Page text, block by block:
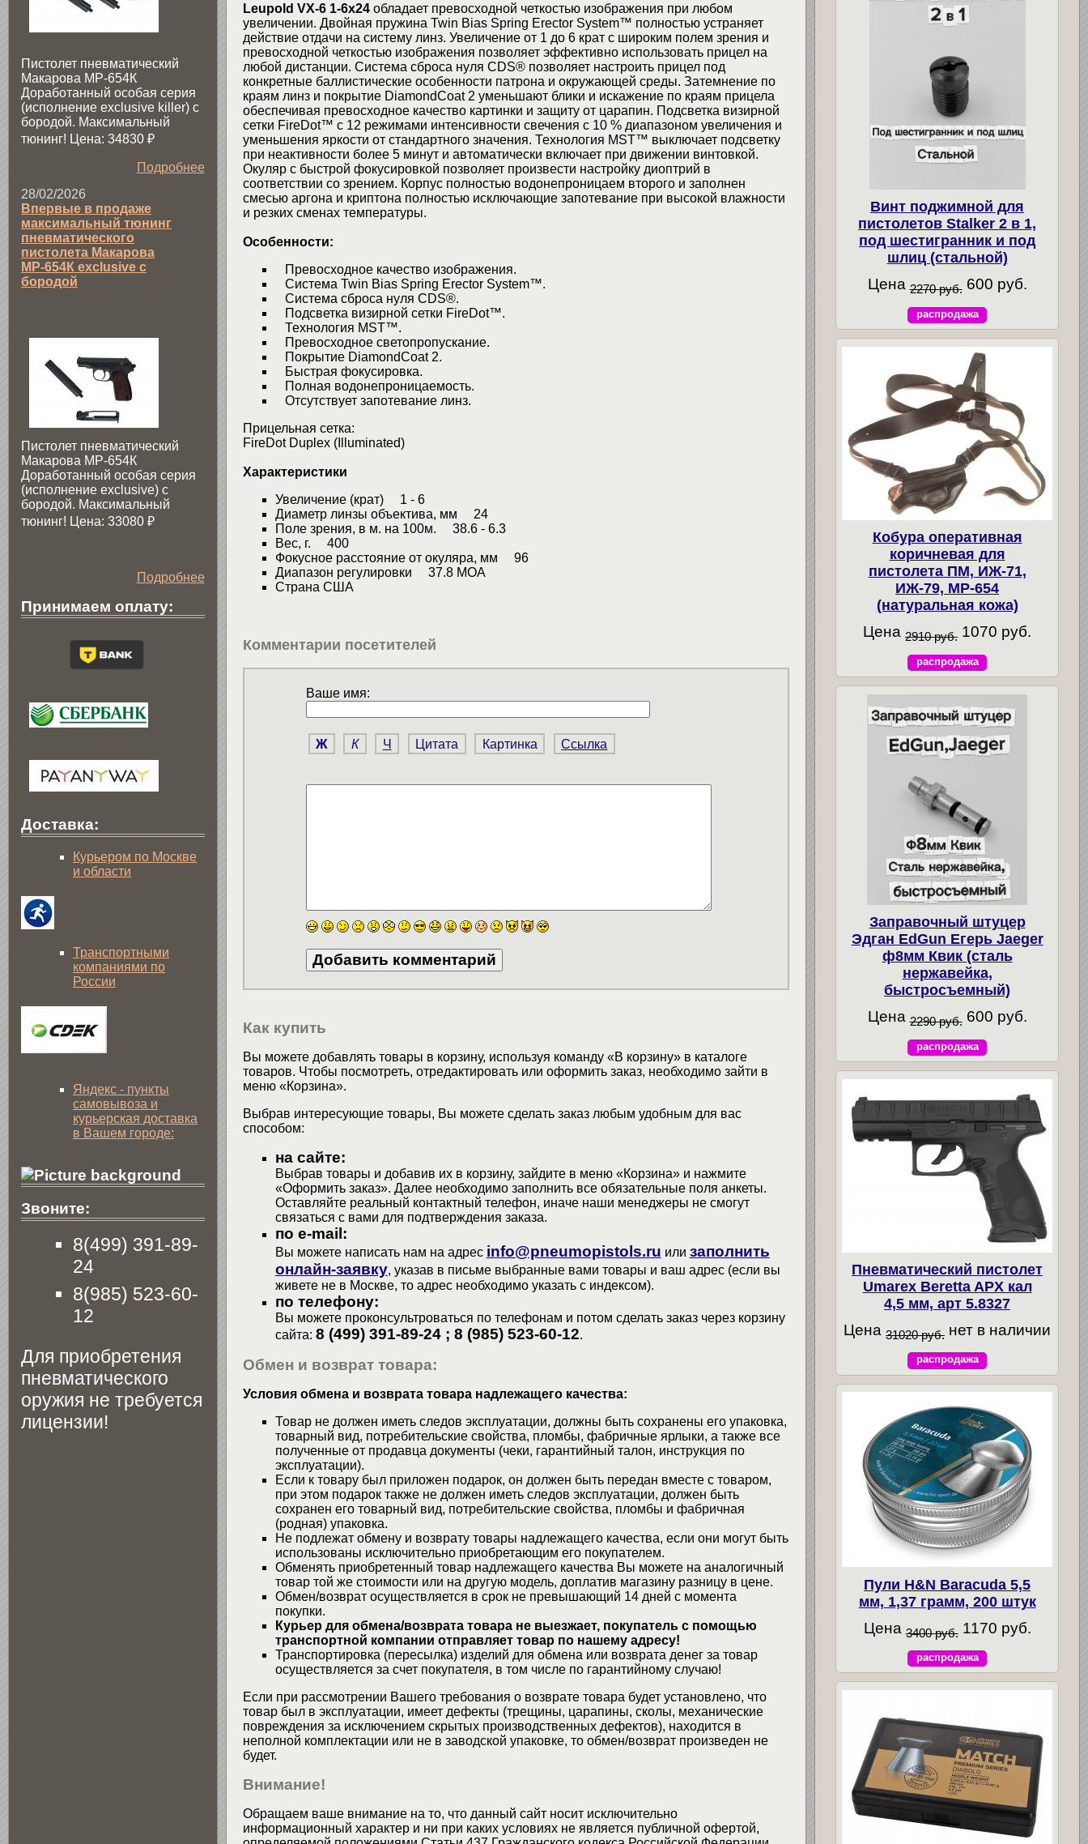
Leupold VX-6 1-6x24обладает превосходной четкостью изображения при любом
увеличении. Двойная пружина Twin Bias Spring Erector System™ полностью устраняет
действие отдачи на систему линз. Увеличение от 1 до 6 крат с широким полем зрения и
превосходной четкостью изображения позволяет эффективно использовать прицел на
любой дистанции. Система сброса нуля CDS® позволяет настроить прицел под
конкретные баллистические особенности патрона и окружающей среды. Затемнение по
краям линз и покрытие DiamondCoat 2 уменьшают блики и искажение по краям прицела
обеспечивая превосходное качество картинки и защиту от царапин. Подсветка визирной
сетки FireDot™ с 12 режимами интенсивности свечения с 10 % диапазоном увеличения и
уменьшения яркости от стандартного значения. Технология MST™ выключает подсветку
при неактивности более 5 минут и автоматически включает при движении винтовкой.
Окуляр с быстрой фокусировкой позволяет произвести настройку диоптрий в
соответствии со зрением. Корпус полностью водонепроницаем второго и заполнен
смесью аргона и криптона полностью исключающие запотевание при высокой влажности
и резких сменах температуры.
Особенности:
Превосходное качество изображения.
Система Twin Bias Spring Erector System™.
Система сброса нуля CDS®.
Подсветка визирной сетки FireDot™.
Технология MST™.
Превосходное светопропускание.
Покрытие DiamondCoat 2.
Быстрая фокусировка.
Полная водонепроницаемость.
Отсутствует запотевание линз.
Прицельная сетка:
FireDot Duplex (Illuminated)
Характеристики
Увеличение (крат) 1 - 6
Диаметр линзы объектива, мм 24
Поле зрения, в м. на 100м. 38.6 - 6.3
Вес, г. 400
Фокусное расстояние от окуляра, мм 96
Диапазон регулировки 37.8 MOA
Страна США
Комментарии посетителей
Ваше имя:
Ж К Ч Цитата Картинка Ссылка
Как купить
Вы можете добавлять товары в корзину, используя команду «В корзину» в каталоге
товаров. Чтобы посмотреть, отредактировать или оформить заказ, необходимо зайти в
меню «Корзина».
Выбрав интересующие товары, Вы можете сделать заказ любым удобным для вас
способом:
на сайте:
Выбрав товары и добавив их в корзину, зайдите в меню «Корзина» и нажмите
«Оформить заказ». Далее необходимо заполнить все обязательные поля анкеты.
Оставляйте реальный контактный телефон, иначе наши менеджеры не смогут
связаться с вами для подтверждения заказа.
по e-mail:
Вы можете написать нам на адрес info@pneumopistols.ru или заполнить
онлайн-заявку, указав в письме выбранные вами товары и ваш адрес (если вы
живете не в Москве, то адрес необходимо указать с индексом).
по телефону:
Вы можете проконсультроваться по телефонам и потом сделать заказ через корзину
сайта: 8 (499) 391-89-24 ; 8 (985) 523-60-12.
Обмен и возврат товара:
Условия обмена и возврата товара надлежащего качества:
Товар не должен иметь следов эксплуатации, должны быть сохранены его упаковка,
товарный вид, потребительские свойства, пломбы, фабричные ярлыки, а также все
полученные от продавца документы (чеки, гарантийный талон, инструкция по
эксплуатации).
Если к товару был приложен подарок, он должен быть передан вместе с товаром,
при этом подарок также не должен иметь следов эксплуатации, должен быть
сохранен его товарный вид, потребительские свойства, пломбы и фабричная
(родная) упаковка.
Не подлежат обмену и возврату товары надлежащего качества, если они могут быть
использованы исключительно приобретающим его покупателем.
Обменять приобретенный товар надлежащего качества Вы можете на аналогичный
товар той же стоимости или на другую модель, доплатив магазину разницу в цене.
Обмен/возврат осуществляется в срок не превышающий 14 дней с момента
покупки.
Курьер для обмена/возврата товара не выезжает, покупатель с помощью
транспортной компании отправляет товар по нашему адресу!
Транспортировка (пересылка) изделий для обмена или возврата денег за товар
осуществляется за счет покупателя, в том числе по гарантийному случаю!
Если при рассмотрении Вашего требования о возврате товара будет установлено, что
товар был в эксплуатации, имеет дефекты (трещины, царапины, сколы, механические
повреждения за исключением скрытых производственных дефектов), находится в
неполной комплектации или не в заводской упаковке, то обмен/возврат произведен не
будет.
Внимание!
Обращаем ваше внимание на то, что данный сайт носит исключительно
информационный характер и ни при каких условиях не является публичной офертой,
Пистолет пневматический
Макарова МР-654К
Доработанный особая серия
(исполнение exclusive killer) с
бородой. Максимальный
тюнинг! Цена: 34830 ₽
Подробнее
28/02/2026
Впервые в продаже
максимальный тюнинг
пневматического
пистолета Макарова
МР-654К exclusive с
бородой
Пистолет пневматический
Макарова МР-654К
Доработанный особая серия
(исполнение exclusive) c
бородой. Максимальный
тюнинг! Цена: 33080 ₽
Подробнее
Принимаем оплату:
Доставка:
Курьером по Москве
и области
Транспортными
компаниями по
России
Яндекс - пункты
самовывоза и
курьерская доставка
в Вашем городе:
Звоните:
8(499) 391-89-
24
8(985) 523-60-
12
Для приобретения
пневматического
оружия не требуется
лицензии!
Винт поджимной для
пистолетов Stalker 2 в 1,
под шестигранник и под
шлиц (стальной)
Цена 2270 руб. 600 руб.
распродажа
Кобура оперативная
коричневая для
пистолета ПМ, ИЖ-71,
ИЖ-79, МР-654
(натуральная кожа)
Цена 2910 руб. 1070 руб.
распродажа
Заправочный штуцер
Эдган EdGun Егерь Jaeger
ф8мм Квик (сталь
нержавейка,
быстросъемный)
Цена 2290 руб. 600 руб.
распродажа
Пневматический пистолет
Umarex Beretta APX кал
4,5 мм, арт 5.8327
Цена31020 руб. нет в наличии
распродажа
Пули H&N Baracuda 5,5
мм, 1,37 грамм, 200 штук
Цена 3400 руб. 1170 руб.
распродажа